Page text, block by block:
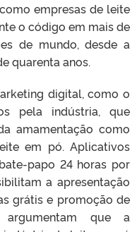
empresas de leite
o código em mais de
de mundo, desde a
quarenta anos.
digital, como o
pela indústria, que
amamentação como
em pó. Aplicativos
papo 24 horas por
a apresentação
grátis e promoção de
que a